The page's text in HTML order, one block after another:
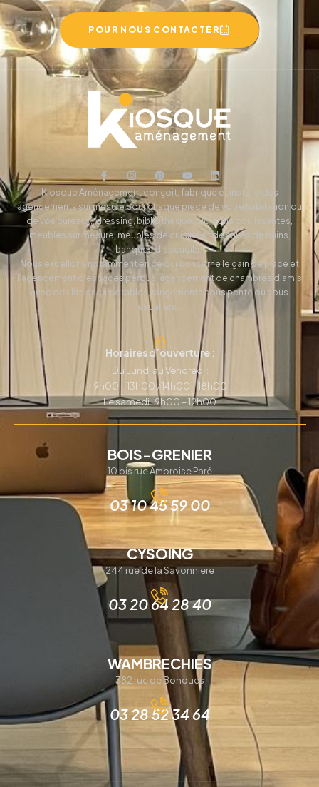
POUR NOUS CONTACTER
Kiosque Aménagement conçoit, fabrique et installe des
agencements sur mesure pour chaque pièce de votre habitation ou
de vos bureaux, dressing, bibliothèque, cloisons coulissantes,
meubles sur mesure, meubles de cuisine et de salles de bains,
banques d’accueils…
Nous excellons notamment en ce qui concerne le gain de place et
l’agencement d’espaces perdus: agencement de chambres d’amis
avec des lits escamotables, rangements sous pente ou sous
escaliers…
Horaires d’ouverture :
Du Lundi au Vendredi :
9h00 – 13h00 / 14h00 – 18h00
Le samedi : 9h00 – 12h00
BOIS-GRENIER
10 bis rue Ambroise Paré
03 10 45 59 00
CYSOING
244 rue de la Savonniere
03 20 64 28 40
WAMBRECHIES
382 rue de Bondues
03 28 52 34 64